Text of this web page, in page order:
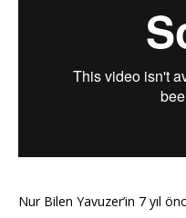
Nur Bilen Yavuzer’in 7 yıl